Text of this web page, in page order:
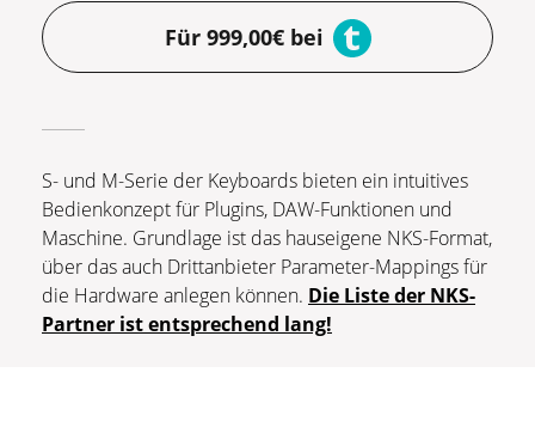
Für 999,00€ bei
S- und M-Serie der Keyboards bieten ein intuitives
Bedienkonzept für Plugins, DAW-Funktionen und
Maschine. Grundlage ist das hauseigene NKS-Format,
über das auch Drittanbieter Parameter-Mappings für
die Hardware anlegen können. Die Liste der NKS-
Partner ist entsprechend lang!